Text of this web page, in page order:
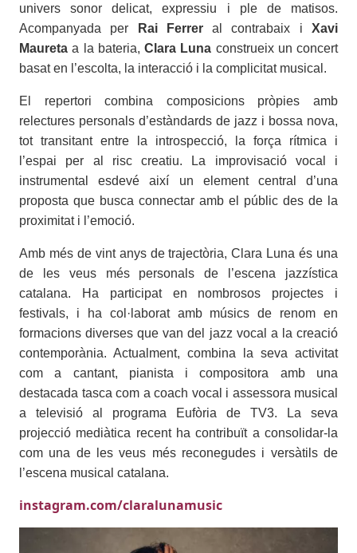
univers sonor delicat, expressiu i ple de matisos.
Acompanyada per
Rai Ferreral contrabaix iXavi
Maureta a la bateria, Clara Luna construeix un concert
basat en l’escolta, la interacció i la complicitat musical.
El repertori combina composicions pròpies amb
relectures personals d’estàndards de jazz i bossa nova,
tot transitant entre la introspecció, la força rítmica i
l’espai per al risc creatiu. La improvisació vocal i
instrumental esdevé així un element central d’una
proposta que busca connectar amb el públic des de la
proximitat i l’emoció.
Amb més de vint anys de trajectòria, Clara Luna és una
de les veus més personals de l’escena jazzística
catalana. Ha participat en nombrosos projectes i
festivals, i ha col·laborat amb músics de renom en
formacions diverses que van del jazz vocal a la creació
contemporània. Actualment, combina la seva activitat
com a cantant, pianista i compositora amb una
destacada tasca com a coach vocal i assessora musical
a televisió al programa Eufòria de TV3. La seva
projecció mediàtica recent ha contribuït a consolidar-la
com una de les veus més reconegudes i versàtils de
l’escena musical catalana.
instagram.com/claralunamusic